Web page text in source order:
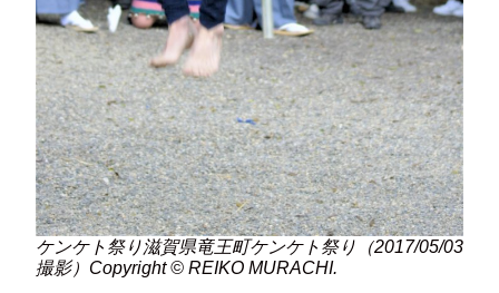
ケンケト祭り滋賀県竜王町ケンケト祭り（2017/05/03
撮影）Copyright © REIKO MURACHI.